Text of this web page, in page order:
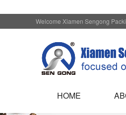
Welcome Xiamen Sengong
HOME